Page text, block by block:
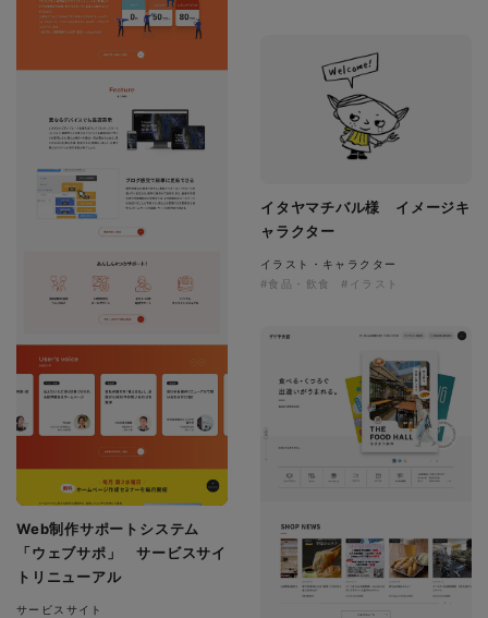
Web制作サポートシステム
「ウェブサポ」 サービスサイ
トリニューアル
サービスサイト
イタヤマチバル様 イメージキ
ャラクター
イラスト・キャラクター
#食品・飲食
#イラスト